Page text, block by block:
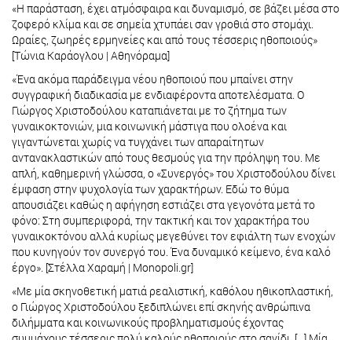
«Η παράσταση, έχει ατμόσφαιρα και δυναμισμό, σε βάζει μέσα στο
ζοφερό κλίμα και σε σημεία χτυπάει σαν γροθιά στο στομάχι.
Ωραίες, ζωηρές ερμηνείες και από τους τέσσερις ηθοποιούς»
[Τώνια Καράογλου | Αθηνόραμα]
«Ένα ακόμα παράδειγμα νέου ηθοποιού που μπαίνει στην
συγγραφική διαδικασία με ενδιαφέροντα αποτελέσματα. Ο
Γιώργος Χριστοδούλου καταπιάνεται με το ζήτημα των
γυναικοκτονιών, μια κοινωνική μάστιγα που ολοένα και
γιγαντώνεται χωρίς να τυγχάνει των απαραίτητων
αντανακλαστικών από τους θεσμούς για την πρόληψη του. Με
απλή, καθημερινή γλώσσα, ο «Συνεργός» του Χριστοδούλου δίνει
έμφαση στην ψυχολογία των χαρακτήρων. Εδώ το θύμα
απουσιάζει καθώς η αφήγηση εστιάζει στα γεγονότα μετά το
φόνο: Στη συμπεριφορά, την τακτική και τον χαρακτήρα του
γυναικοκτόνου αλλά κυρίως μεγεθύνει τον εφιάλτη των ενοχών
που κυνηγούν τον συνεργό του. Ένα δυναμικό κείμενο, ένα καλό
έργο». [Στέλλα Χαραμή | Monopoli.gr]
«Με μία σκηνοθετική ματιά ρεαλιστική, καθόλου ηθικοπλαστική,
ο Γιώργος Χριστοδούλου ξεδιπλώνει επί σκηνής ανθρώπινα
διλήμματα και κοινωνικούς προβληματισμούς έχοντας